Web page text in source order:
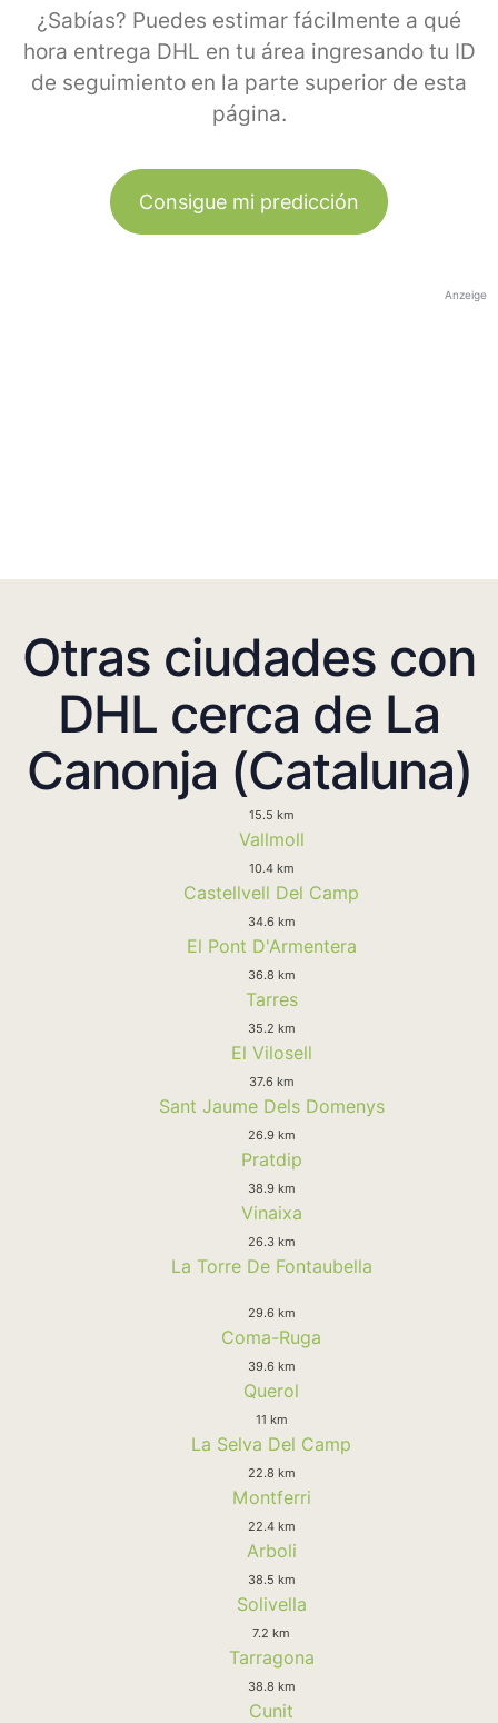
¿Sabías? Puedes estimar fácilmente a qué
hora entrega DHL en tu área ingresando tu ID
de seguimiento en la parte superior de esta
página.
Consigue mi predicción
Anzeige
Otras ciudades con
DHL cerca de La
Canonja (Cataluna)
15.5 km
Vallmoll
10.4 km
Castellvell Del Camp
34.6 km
El Pont D'Armentera
36.8 km
Tarres
35.2 km
El Vilosell
37.6 km
Sant Jaume Dels Domenys
26.9 km
Pratdip
38.9 km
Vinaixa
26.3 km
La Torre De Fontaubella
29.6 km
Coma-Ruga
39.6 km
Querol
11 km
La Selva Del Camp
22.8 km
Montferri
22.4 km
Arboli
38.5 km
Solivella
7.2 km
Tarragona
38.8 km
Cunit